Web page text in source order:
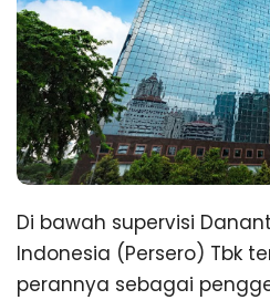
Di bawah supervisi
Indonesia (Persero) Tbk
perannya sebagai